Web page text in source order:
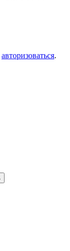
авторизоваться.